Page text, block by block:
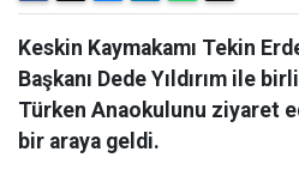
Keskin Kaymakamı Tekin
Başkanı Dede Yıldırım ile
Türken Anaokulunu ziyaret
bir araya geldi.